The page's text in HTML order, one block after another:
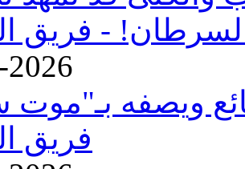
- فريق
2026
ويصفه بـ"موت
فريق